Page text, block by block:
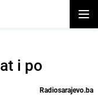
i po
Radiosarajevo.ba